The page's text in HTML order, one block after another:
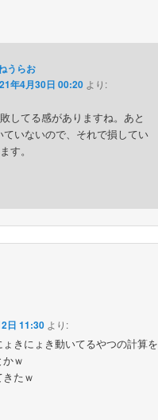
うらお
年4月30日 00:20 より:
してる感がありますね。あと
ていないので、それで損してい
す。
日 11:30 より:
きにょき動いてるやつの計算を
ｗ
たｗ